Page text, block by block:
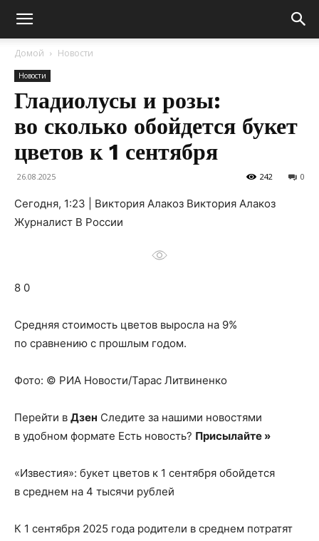
Домой Новости
Новости
Гладиолусы и розы:
во сколько обойдется букет
цветов к 1 сентября
26.08.2025 0
242
Сегодня, 1:23 | Виктория Алакоз Виктория Алакоз
Журналист В России
8 0
Средняя стоимость цветов выросла на 9%
по сравнению с прошлым годом.
Фото: © РИА Новости/Тарас Литвиненко
Перейти в Дзен Следите за нашими новостями
в удобном формате Есть новость? Присылайте »
«Известия»: букет цветов к 1 сентября обойдется
в среднем на 4 тысячи рублей
К 1 сентября 2025 года родители в среднем потратят